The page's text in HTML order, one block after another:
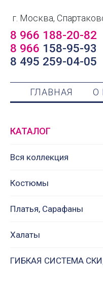
г. Москва,
8 966 188-20-82
8 966 158-95-93
8 495 259-04-05
ГЛАВНАЯ О
КАТАЛОГ
Вся коллекция
Костюмы
Платья, Сарафаны
Халаты
ГИБКАЯ СИСТЕМА